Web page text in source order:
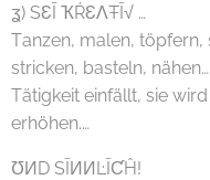
ʓ) SƐĪ ҠŔƐΛŦĪ√ …
Tanzen, malen, töpfern,
stricken, basteln,
Tätigkeit einfällt, sie
erhöhen.…
ƱИD SĪИИĿĪƇĤ!